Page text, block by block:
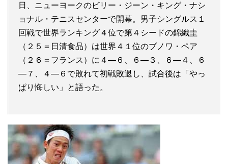
日、ニューヨークのビリー・ジーン・キング・ナシ
ョナル・テニスセンターで開幕。男子シングルス１
回戦で世界ランキング４位で第４シードの錦織圭
（２５＝日清食品）は世界４１位のブノワ・ペア
（２６＝フランス）に４―６、６―３、６―４、６
―７、４―６で敗れて初戦敗退し、試合後は「やっ
ぱり悔しい」と語った。